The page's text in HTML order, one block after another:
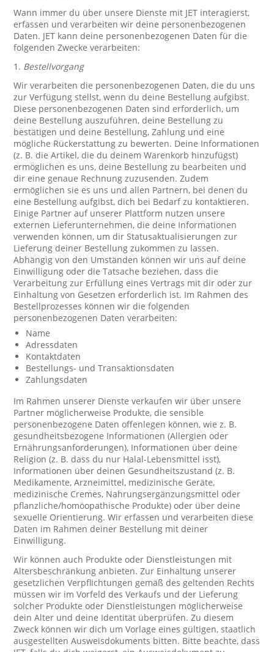
Wann immer du über unsere Dienste mit JET interagierst,
erfassen und verarbeiten wir deine personenbezogenen
Daten. JET kann deine personenbezogenen Daten für die
folgenden Zwecke verarbeiten:
1. Bestellvorgang
Wir verarbeiten die personenbezogenen Daten, die du uns
zur Verfügung stellst, wenn du deine Bestellung aufgibst.
Diese personenbezogenen Daten sind erforderlich, um
deine Bestellung auszuführen, deine Bestellung zu
bestätigen und deine Bestellung, Zahlung und eine
mögliche Rückerstattung zu bewerten. Deine Informationen
(z. B. die Artikel, die du deinem Warenkorb hinzufügst)
ermöglichen es uns, deine Bestellung zu bearbeiten und
dir eine genaue Rechnung zuzusenden. Zudem
ermöglichen sie es uns und allen Partnern, bei denen du
eine Bestellung aufgibst, dich bei Bedarf zu kontaktieren.
Einige Partner auf unserer Plattform nutzen unsere
externen Lieferunternehmen, die deine Informationen
verwenden können, um dir Statusaktualisierungen zur
Lieferung deiner Bestellung zukommen zu lassen.
Abhängig von den Umständen können wir uns auf deine
Einwilligung oder die Tatsache beziehen, dass die
Verarbeitung zur Erfüllung eines Vertrags mit dir oder zur
Einhaltung von Gesetzen erforderlich ist. Im Rahmen des
Bestellprozesses können wir die folgenden
personenbezogenen Daten verarbeiten:
Name
Adressdaten
Kontaktdaten
Bestellungs- und Transaktionsdaten
Zahlungsdaten
Im Rahmen unserer Dienste verkaufen wir über unsere
Partner möglicherweise Produkte, die sensible
personenbezogene Daten offenlegen können, wie z. B.
gesundheitsbezogene Informationen (Allergien oder
Ernährungsanforderungen), Informationen über deine
Religion (z. B. dass du nur Halal-Lebensmittel isst),
Informationen über deinen Gesundheitszustand (z. B.
Medikamente, Arzneimittel, medizinische Geräte,
medizinische Cremes, Nahrungsergänzungsmittel oder
pflanzliche/homöopathische Produkte) oder über deine
sexuelle Orientierung. Wir erfassen und verarbeiten diese
Daten im Rahmen deiner Bestellung mit deiner
Einwilligung.
Wir können auch Produkte oder Dienstleistungen mit
Altersbeschränkung anbieten. Zur Einhaltung unserer
gesetzlichen Verpflichtungen gemäß des geltenden Rechts
müssen wir im Vorfeld des Verkaufs und der Lieferung
solcher Produkte oder Dienstleistungen möglicherweise
dein Alter und deine Identität überprüfen. Zu diesem
Zweck können wir dich um Vorlage eines gültigen, staatlich
ausgestellten Ausweisdokuments bitten. Bitte beachte, dass